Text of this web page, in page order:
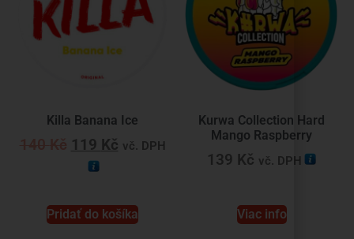
Killa Banana Ice
119 Kč vč. DPH
Pridať do košíka
Kurwa Collection Hard
Mango Raspberry
139 Kč vč. DPH
Viac info